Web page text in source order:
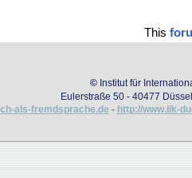
This
© Institut für
Eulerstraße 50 - 40477
als-fremdsprache.de - http://www.iik-